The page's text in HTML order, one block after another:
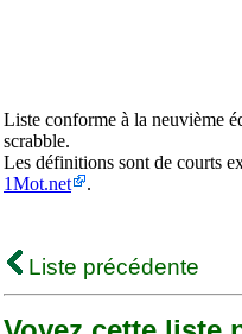
Liste conforme à la neuvième
scrabble.
Les définitions sont de courts
1Mot.net
.
Liste précédente